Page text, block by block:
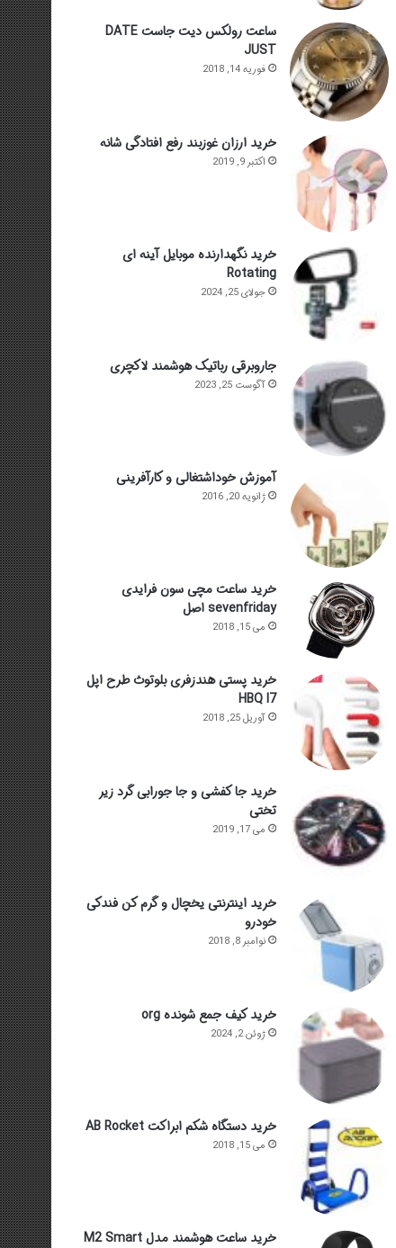
ساعت رولکس دیت جاست DATE
JUST
فوریه 14, 2018
خرید ارزان غوزبند رفع افتادگی شانه
اکتبر 9, 2019
خرید نگهدارنده موبایل آینه ای
Rotating
جولای 25, 2024
جاروبرقی رباتیک هوشمند لاکچری
آگوست 25, 2023
آموزش خوداشتغالی و کارآفرینی
ژانویه 20, 2016
خرید ساعت مچی سون فرایدی
sevenfriday اصل
می 15, 2018
خرید پستی هندزفری بلوتوث طرح اپل
HBQ I7
آوریل 25, 2018
خرید جا کفشی و جا جورابی گرد زیر
تختی
می 17, 2019
خرید اینترنتی یخچال و گرم کن فندکی
خودرو
نوامبر 8, 2018
خرید کیف جمع شونده org
ژوئن 2, 2024
خرید دستگاه شکم ابراکت AB Rocket
می 15, 2018
خرید ساعت هوشمند مدل M2 Smart